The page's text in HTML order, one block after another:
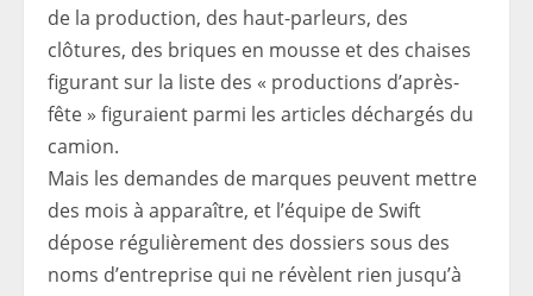
de la production, des haut-parleurs, des
clôtures, des briques en mousse et des chaises
figurant sur la liste des « productions d’après-
fête » figuraient parmi les articles déchargés du
camion.
Mais les demandes de marques peuvent mettre
des mois à apparaître, et l’équipe de Swift
dépose régulièrement des dossiers sous des
noms d’entreprise qui ne révèlent rien jusqu’à